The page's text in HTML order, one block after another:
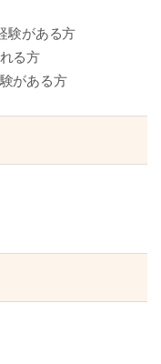
験がある方
る方
がある方